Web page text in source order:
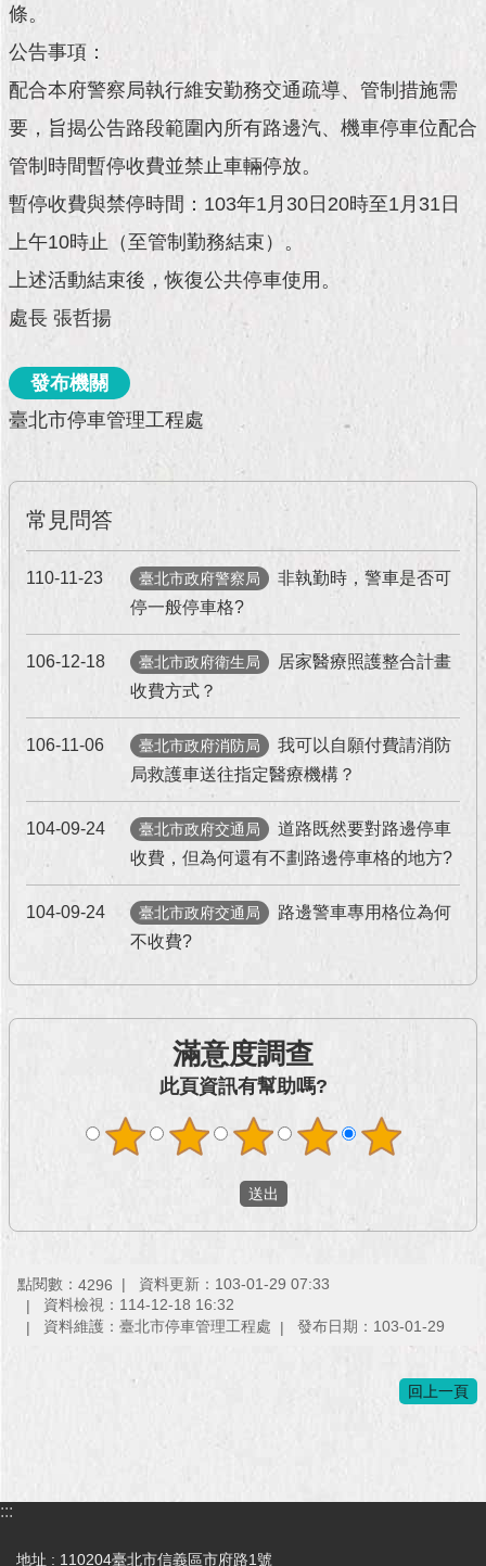
料
發
臺
北
活
動
題
館
民
互
動
活
動
主
題
館
回
首
站
覽
見
台
北
通
公
條。
公告事項：
配合本府警察局執行維安勤務交通疏導、管制措施需
要，旨揭公告路段範圍內所有路邊汽、機車停車位配合
管制時間暫停收費並禁止車輛停放。
暫停收費與禁停時間：103年1月30日20時至1月31日
上午10時止（至管制勤務結束）。
上述活動結束後，恢復公共停車使用。
處長 張哲揚
發布機關
臺北市停車管理工程處
常見問答
110-11-23 臺北市政府警察局
非執勤時，警車是否可
停一般停車格?
106-12-18 臺北市政府衛生局
居家醫療照護整合計畫
收費方式？
106-11-06 臺北市政府消防局
我可以自願付費請消防
局救護車送往指定醫療機構？
104-09-24 臺北市政府交通局
道路既然要對路邊停車
收費，但為何還有不劃路邊停車格的地方?
104-09-24 臺北市政府交通局
路邊警車專用格位為何
不收費?
滿意度調查
此頁資訊有幫助嗎?
點閱數： 4296
資料更新：103-01-29 07:33
資料檢視：114-12-18 16:32
資料維護：臺北市停車管理工程處
發布日期：103-01-29
回上一頁
:::
地址 : 110204臺北市信義區市府路1號